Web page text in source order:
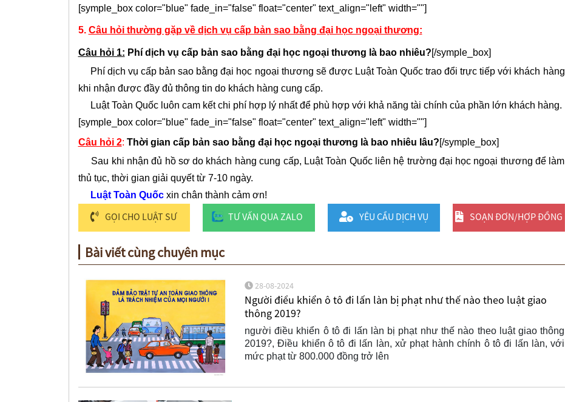
[symple_box color="blue" fade_in="false" float="center" text_align="left" width=""]
5. Câu hỏi thường gặp về dịch vụ cấp bản sao bằng đại học ngoại thương:
Câu hỏi 1: Phí dịch vụ cấp bản sao bằng đại học ngoại thương là bao nhiêu?[/symple_box]
Phí dịch vụ cấp bản sao bằng đại học ngoại thương sẽ được Luật Toàn Quốc trao đổi trực tiếp với khách hàng
khi nhận được đầy đủ thông tin do khách hàng cung cấp.
Luật Toàn Quốc luôn cam kết chi phí hợp lý nhất để phù hợp với khả năng tài chính của phần lớn khách hàng.
[symple_box color="blue" fade_in="false" float="center" text_align="left" width=""]
Câu hỏi 2: Thời gian cấp bản sao bằng đại học ngoại thương là bao nhiêu lâu?[/symple_box]
Sau khi nhận đủ hồ sơ do khách hàng cung cấp, Luật Toàn Quốc liên hệ trường đại học ngoại thương để làm
thủ tục, thời gian giải quyết từ 7-10 ngày.
Luật Toàn Quốcxin chân thành cảm ơn!
GỌI CHO LUẬT SƯ TƯ VẤN QUA ZALO YÊU CẦU DỊCH VỤ SOẠN ĐƠN/HỢP ĐỒNG
Bài viết cùng chuyên mục
28-08-2024
Người điều khiển ô tô đi lấn làn bị phạt như thế nào theo luật giao
thông 2019?
người điều khiển ô tô đi lấn làn bị phạt như thế nào theo luật giao thông
2019?, Điều khiển ô tô đi lấn làn, xử phạt hành chính ô tô đi lấn làn, với
mức phạt từ 800.000 đồng trở lên